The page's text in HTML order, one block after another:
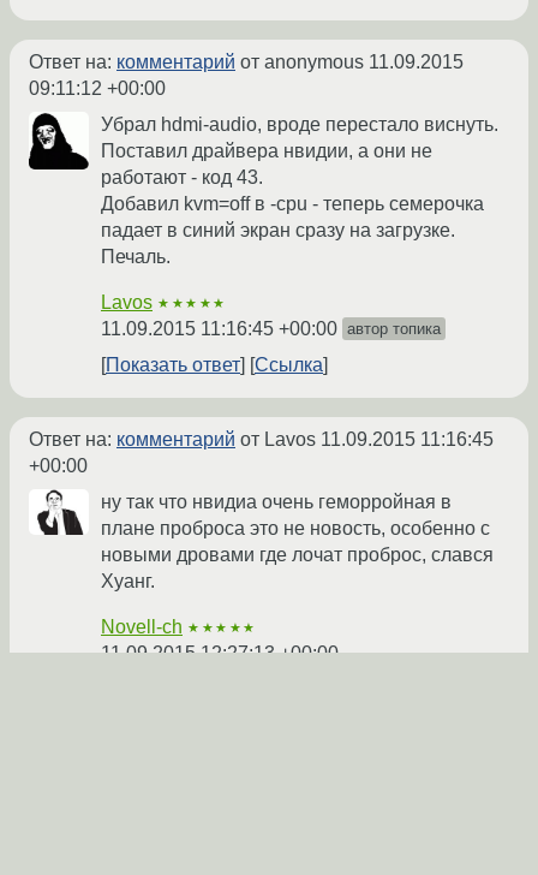
Ответ на: комментарий от anonymous 11.09.2015
09:11:12 +00:00
Убрал hdmi-audio, вроде перестало виснуть.
Поставил драйвера нвидии, а они не
работают - код 43.
Добавил kvm=off в -cpu - теперь семерочка
падает в синий экран сразу на загрузке.
Печаль.
Lavos ★★★★★
11.09.2015 11:16:45 +00:00 автор топика
Показать ответ Ссылка
Ответ на: комментарий от Lavos 11.09.2015 11:16:45
+00:00
ну так что нвидиа очень геморройная в
плане проброса это не новость, особенно с
новыми дровами где лочат проброс, слався
Хуанг.
Novell-ch ★★★★★
11.09.2015 12:27:13 +00:00